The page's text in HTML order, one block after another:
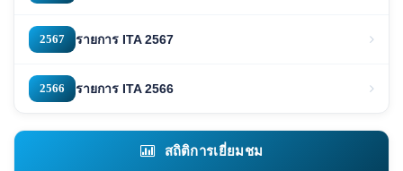
2567 รายการ ITA 2567
2566 รายการ ITA 2566
สถิติการเยี่ยมชม